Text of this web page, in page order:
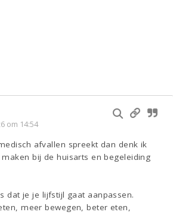
om 14:54
afvallen spreekt dan denk ik
bij de huisarts en begeleiding
dat je je lijfstijl gaat aanpassen.
meer bewegen, beter eten,